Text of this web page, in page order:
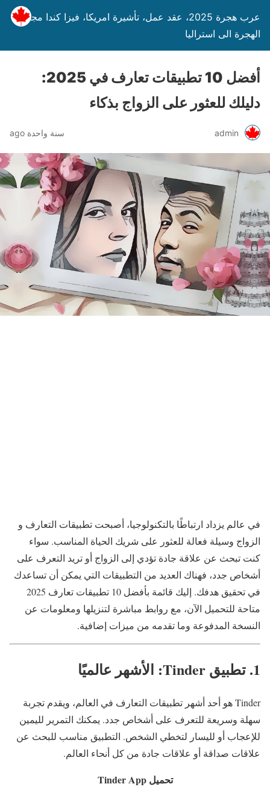
عرب هجرة 2025، عقد عمل، تأشيرة امريكا، فيزا كندا مجانا،
الهجرة الى استراليا
أفضل 10 تطبيقات تعارف في 2025:
دليلك للعثور على الزواج بذكاء
admin سنة واحدة ago
في عالم يزداد ارتباطًا بالتكنولوجيا، أصبحت تطبيقات التعارف و
الزواج وسيلة فعالة للعثور على شريك الحياة المناسب. سواء
كنت تبحث عن علاقة جادة تؤدي إلى الزواج أو تريد التعرف على
أشخاص جدد، فهناك العديد من التطبيقات التي يمكن أن تساعدك
في تحقيق هدفك. إليك قائمة بأفضل 10 تطبيقات تعارف 2025
متاحة للتحميل الآن، مع روابط مباشرة لتنزيلها ومعلومات عن
النسخة المدفوعة وما تقدمه من ميزات إضافية.
1. تطبيق Tinder: الأشهر عالميًا
Tinder هو أحد أشهر تطبيقات التعارف في العالم، ويقدم تجربة
سهلة وسريعة للتعرف على أشخاص جدد. يمكنك التمرير لليمين
للإعجاب أو لليسار لتخطي الشخص. التطبيق مناسب للبحث عن
علاقات صداقة أو علاقات جادة من كل أنحاء العالم.
تحميل Tinder App